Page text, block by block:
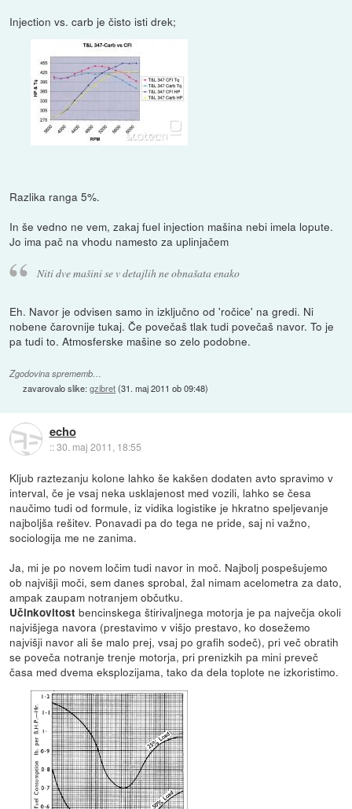
Injection vs. carb je čisto isti drek;
Razlika ranga 5%.
In še vedno ne vem, zakaj fuel injection mašina nebi imela lopute.
Jo ima pač na vhodu namesto za uplinjačem
Niti dve mašini se v detajlih ne obnašata enako
Eh. Navor je odvisen samo in izključno od 'ročice' na gredi. Ni
nobene čarovnije tukaj. Če povečaš tlak tudi povečaš navor. To je
pa tudi to. Atmosferske mašine so zelo podobne.
Zgodovina sprememb…
zavarovalo slike:gzibret(31. maj 2011 ob 09:48)
echo
::30. maj 2011, 18:55
Kljub raztezanju kolone lahko še kakšen dodaten avto spravimo v
interval, če je vsaj neka usklajenost med vozili, lahko se česa
naučimo tudi od formule, iz vidika logistike je hkratno speljevanje
najboljša rešitev. Ponavadi pa do tega ne pride, saj ni važno,
sociologija me ne zanima.
Ja, mi je po novem ločim tudi navor in moč. Najbolj pospešujemo
ob najvišji moči, sem danes sprobal, žal nimam acelometra za dato,
ampak zaupam notranjem občutku.
Učinkovitost bencinskega štirivaljnega motorja je pa največja okoli
najvišjega navora (prestavimo v višjo prestavo, ko dosežemo
najvišji navor ali še malo prej, vsaj po grafih sodeč), pri več obratih
se poveča notranje trenje motorja, pri prenizkih pa mini preveč
časa med dvema eksplozijama, tako da dela toplote ne izkoristimo.